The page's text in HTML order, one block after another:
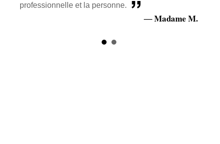
professionnelle et la personne.
Madame M.